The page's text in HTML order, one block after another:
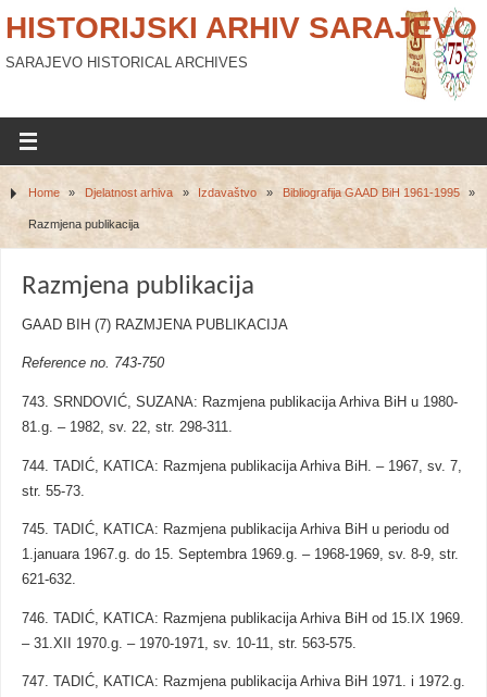
HISTORIJSKI ARHIV SARAJEVO
SARAJEVO HISTORICAL ARCHIVES
Home » Djelatnost arhiva » Izdavaštvo » Bibliografija GAAD BiH 1961-1995 »
Razmjena publikacija
Razmjena publikacija
GAAD BIH (7) RAZMJENA PUBLIKACIJA
Reference no. 743-750
743. SRNDOVIĆ, SUZANA: Razmjena publikacija Arhiva BiH u 1980-
81.g. – 1982, sv. 22, str. 298-311.
744. TADIĆ, KATICA: Razmjena publikacija Arhiva BiH. – 1967, sv. 7,
str. 55-73.
745. TADIĆ, KATICA: Razmjena publikacija Arhiva BiH u periodu od
1.januara 1967.g. do 15. Septembra 1969.g. – 1968-1969, sv. 8-9, str.
621-632.
746. TADIĆ, KATICA: Razmjena publikacija Arhiva BiH od 15.IX 1969.
– 31.XII 1970.g. – 1970-1971, sv. 10-11, str. 563-575.
747. TADIĆ, KATICA: Razmjena publikacija Arhiva BiH 1971. i 1972.g.